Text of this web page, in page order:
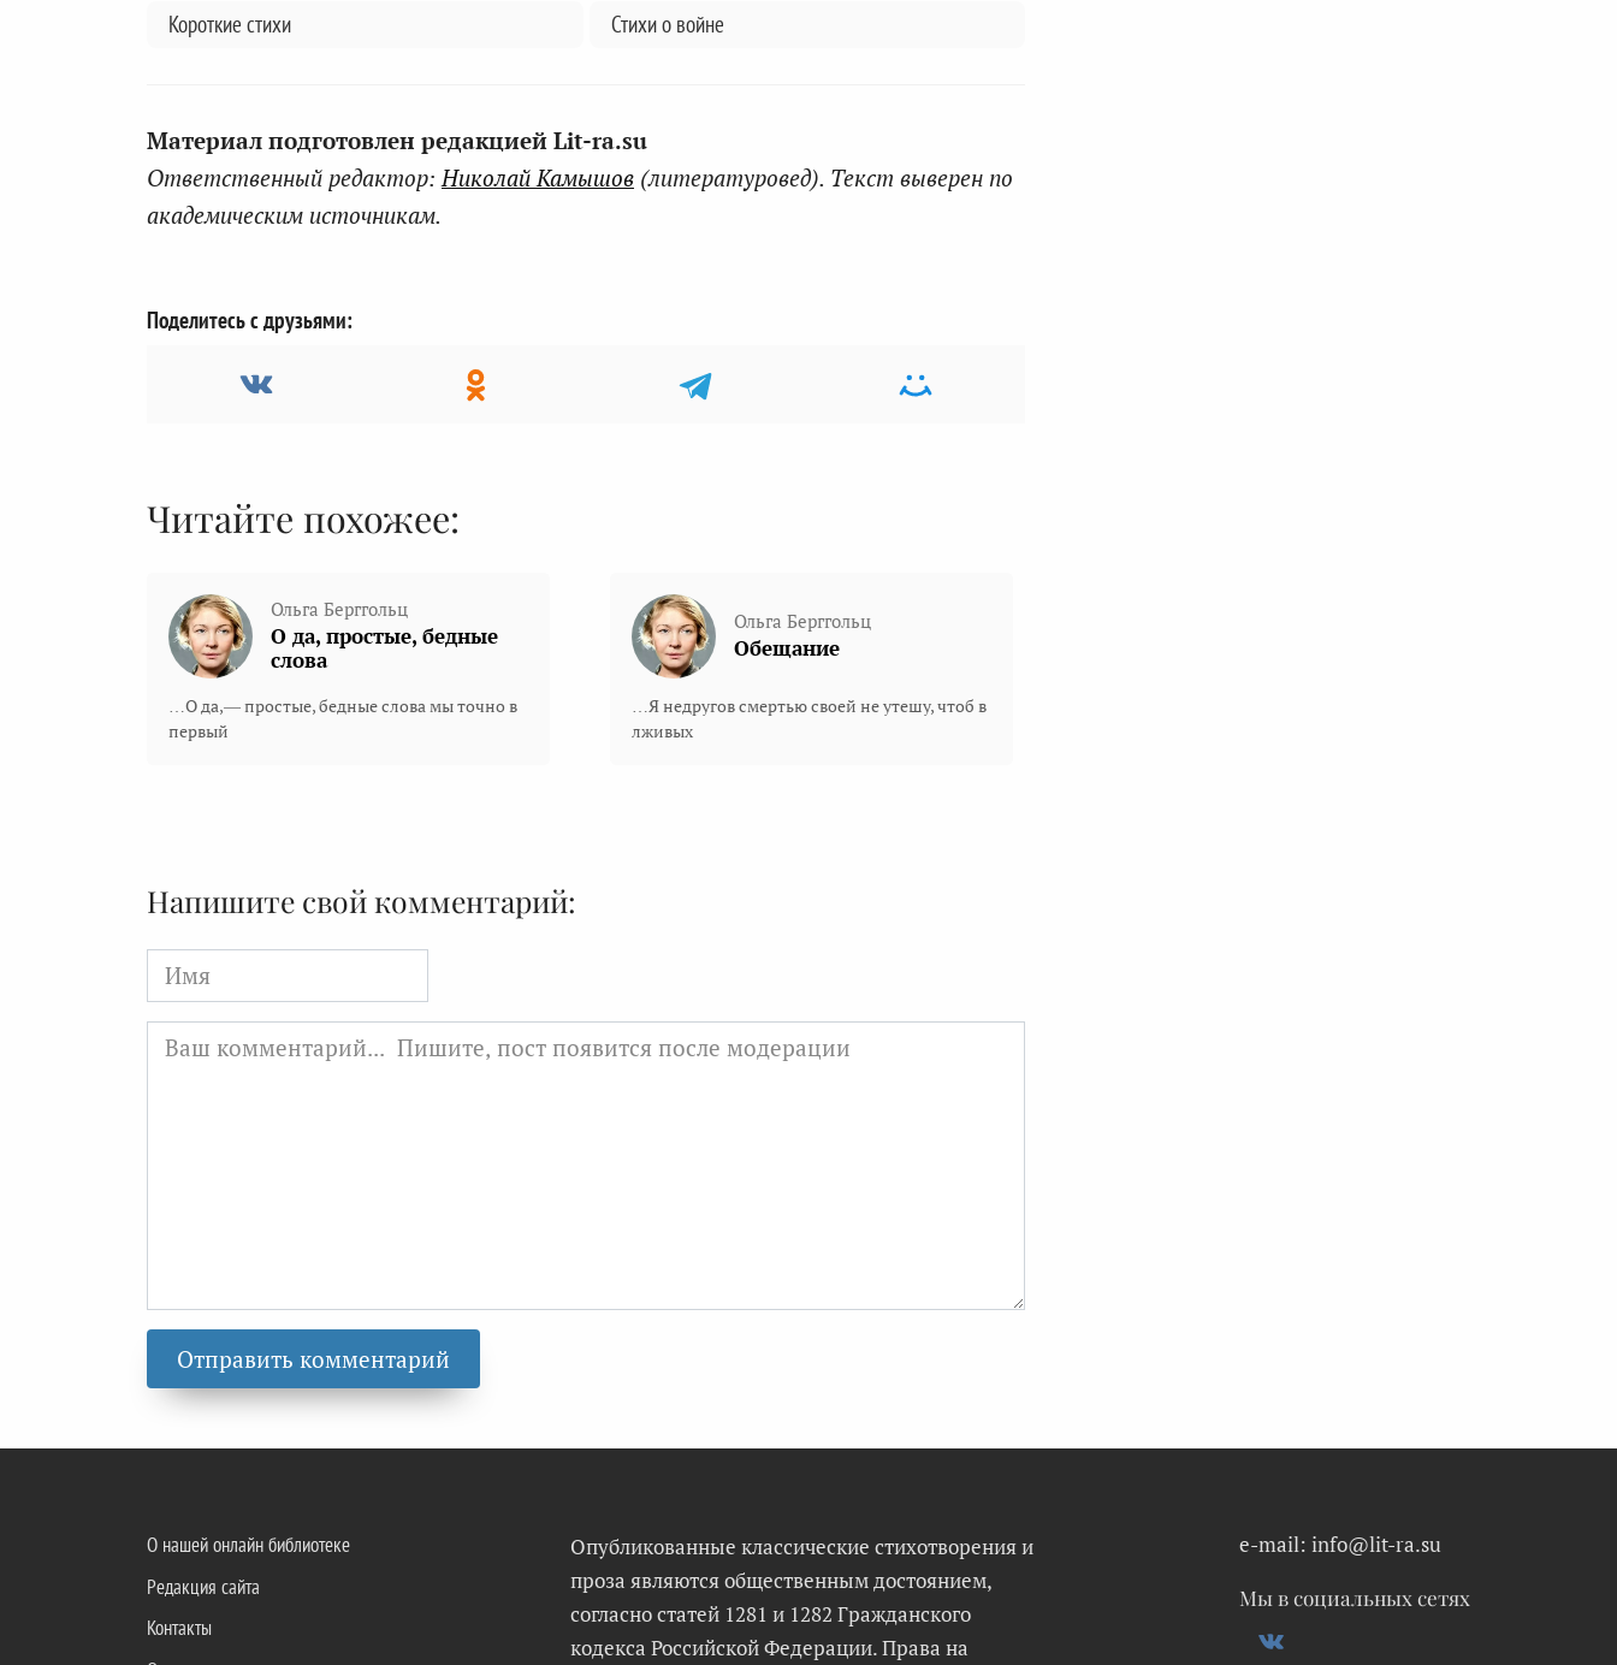
Короткие стихи Стихи о войне
Материал подготовлен редакцией Lit-ra.su
Ответственный редактор:Николай Камышов (литературовед). Текст выверен по
академическим источникам.
Поделитесь с друзьями:
Читайте похожее:
Ольга Берггольц
О да, простые, бедные
слова
…О да,— простые, бедные слова мы точно в
первый
Ольга Берггольц
Обещание
…Я недругов смертью своей не утешу, чтоб в
лживых
Напишите свой комментарий:
Имя
О нашей онлайн библиотеке
Редакция сайта
Контакты
Опубликованные классические стихотворения и
проза являются общественным достоянием,
согласно статей 1281 и 1282 Гражданского
кодекса Российской Федерации. Права на
e-mail: info@lit-ra.su
Мы в социальных сетях